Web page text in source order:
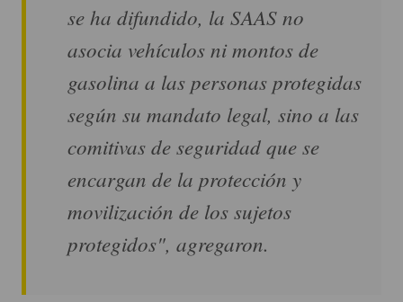
se ha difundido, la SAAS no
asocia vehículos ni montos de
gasolina a las personas protegidas
según su mandato legal, sino a las
comitivas de seguridad que se
encargan de la protección y
movilización de los sujetos
protegidos", agregaron.